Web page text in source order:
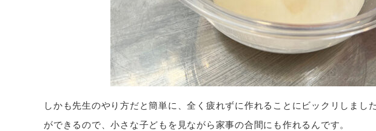
しかも先生のやり方だと簡単に、全く疲れずに作れることにビックリしまし
ができるので、小さな子どもを見ながら家事の合間にも作れるんです。